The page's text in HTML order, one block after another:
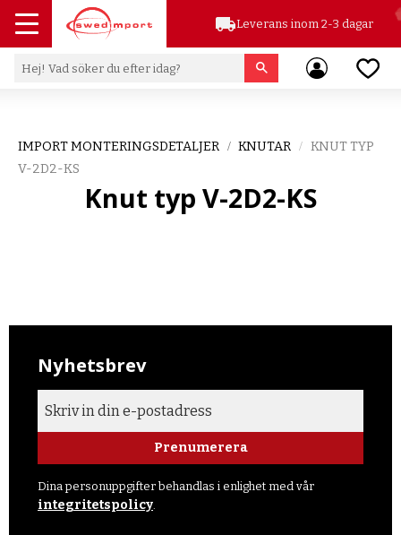
Meny
local_shippingLeverans inom 2-3 dagar
IMPORT MONTERINGSDETALJER KNUTAR
KNUT TYP
V-2D2-KS
Knut typ V-2D2-KS
Nyhetsbrev
Prenumerera
Dina personuppgifter behandlas i enlighet med vår
integritetspolicy